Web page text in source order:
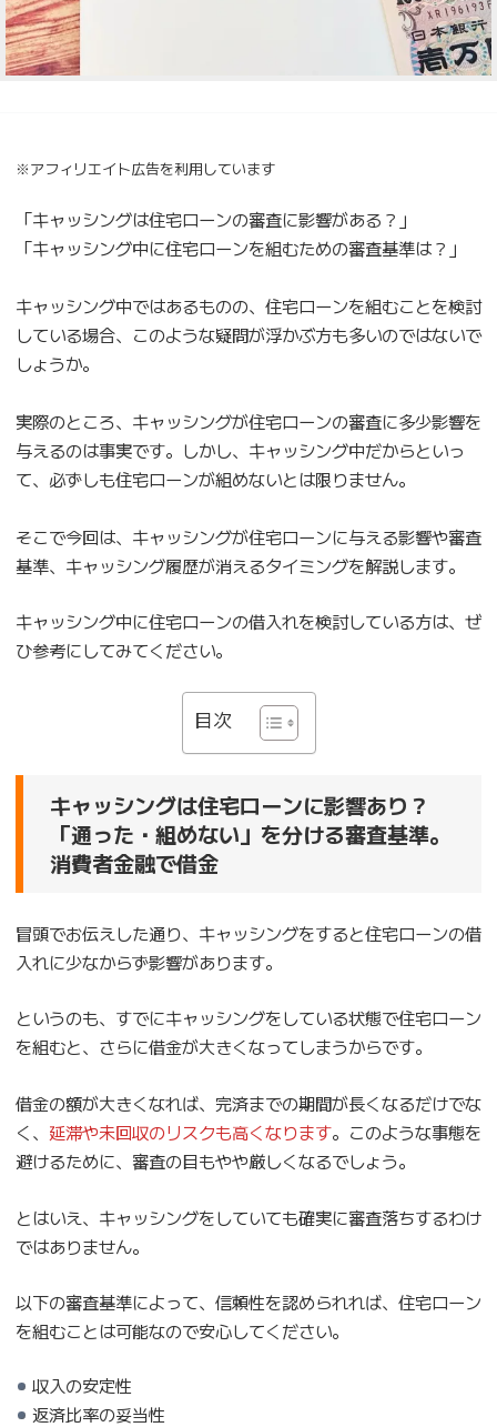
※アフィリエイト広告を利用しています
「キャッシングは住宅ローンの審査に影響がある？」
「キャッシング中に住宅ローンを組むための審査基準は？」
キャッシング中ではあるものの、住宅ローンを組むことを検討
している場合、このような疑問が浮かぶ方も多いのではないで
しょうか。
実際のところ、キャッシングが住宅ローンの審査に多少影響を
与えるのは事実です。しかし、キャッシング中だからといっ
て、必ずしも住宅ローンが組めないとは限りません。
そこで今回は、キャッシングが住宅ローンに与える影響や審査
基準、キャッシング履歴が消えるタイミングを解説します。
キャッシング中に住宅ローンの借入れを検討している方は、ぜ
ひ参考にしてみてください。
目次
キャッシングは住宅ローンに影響あり？
「通った・組めない」を分ける審査基準。
消費者金融で借金
冒頭でお伝えした通り、キャッシングをすると住宅ローンの借
入れに少なからず影響があります。
というのも、すでにキャッシングをしている状態で住宅ローン
を組むと、さらに借金が大きくなってしまうからです。
借金の額が大きくなれば、完済までの期間が長くなるだけでな
く、 延滞や未回収のリスクも高くなります。このような事態を
避けるために、審査の目もやや厳しくなるでしょう。
とはいえ、キャッシングをしていても確実に審査落ちするわけ
ではありません。
以下の審査基準によって、信頼性を認められれば、住宅ローン
を組むことは可能なので安心してください。
収入の安定性
返済比率の妥当性